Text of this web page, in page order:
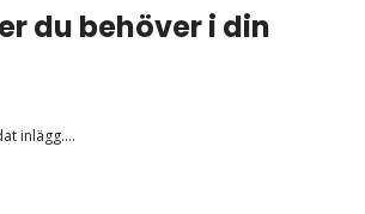
du behöver i din
inlägg....